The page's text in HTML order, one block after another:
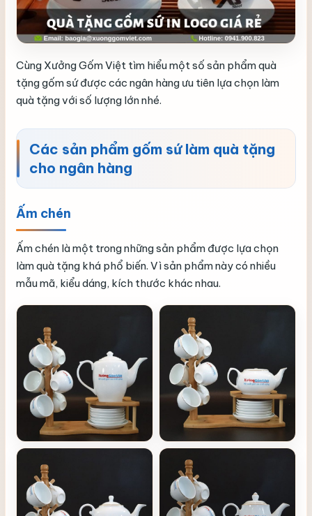
Cùng Xưởng Gốm Việt tìm hiểu một số sản phẩm quà
tặng gốm sứ được các ngân hàng ưu tiên lựa chọn làm
quà tặng với số lượng lớn nhé.
Các sản phẩm gốm sứ làm quà tặng
cho ngân hàng
Ấm chén
Ấm chén là một trong những sản phẩm được lựa chọn
làm quà tặng khá phổ biến. Vì sản phẩm này có nhiều
mẫu mã, kiểu dáng, kích thước khác nhau.